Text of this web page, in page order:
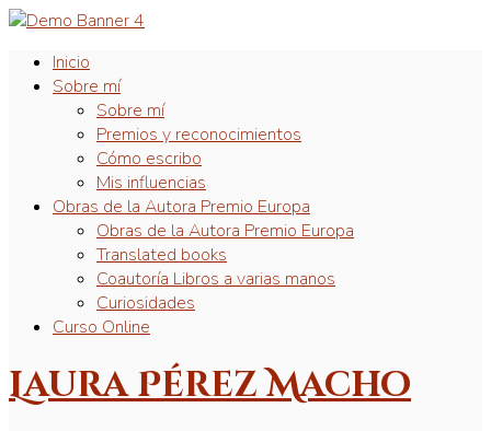
Inicio
Sobre mí
Sobre mí
Premios y reconocimientos
Cómo escribo
Mis influencias
Obras de la Autora Premio Europa
Obras de la Autora Premio Europa
Translated books
Coautoría Libros a varias manos
Curiosidades
Curso Online
Laura Pérez Macho